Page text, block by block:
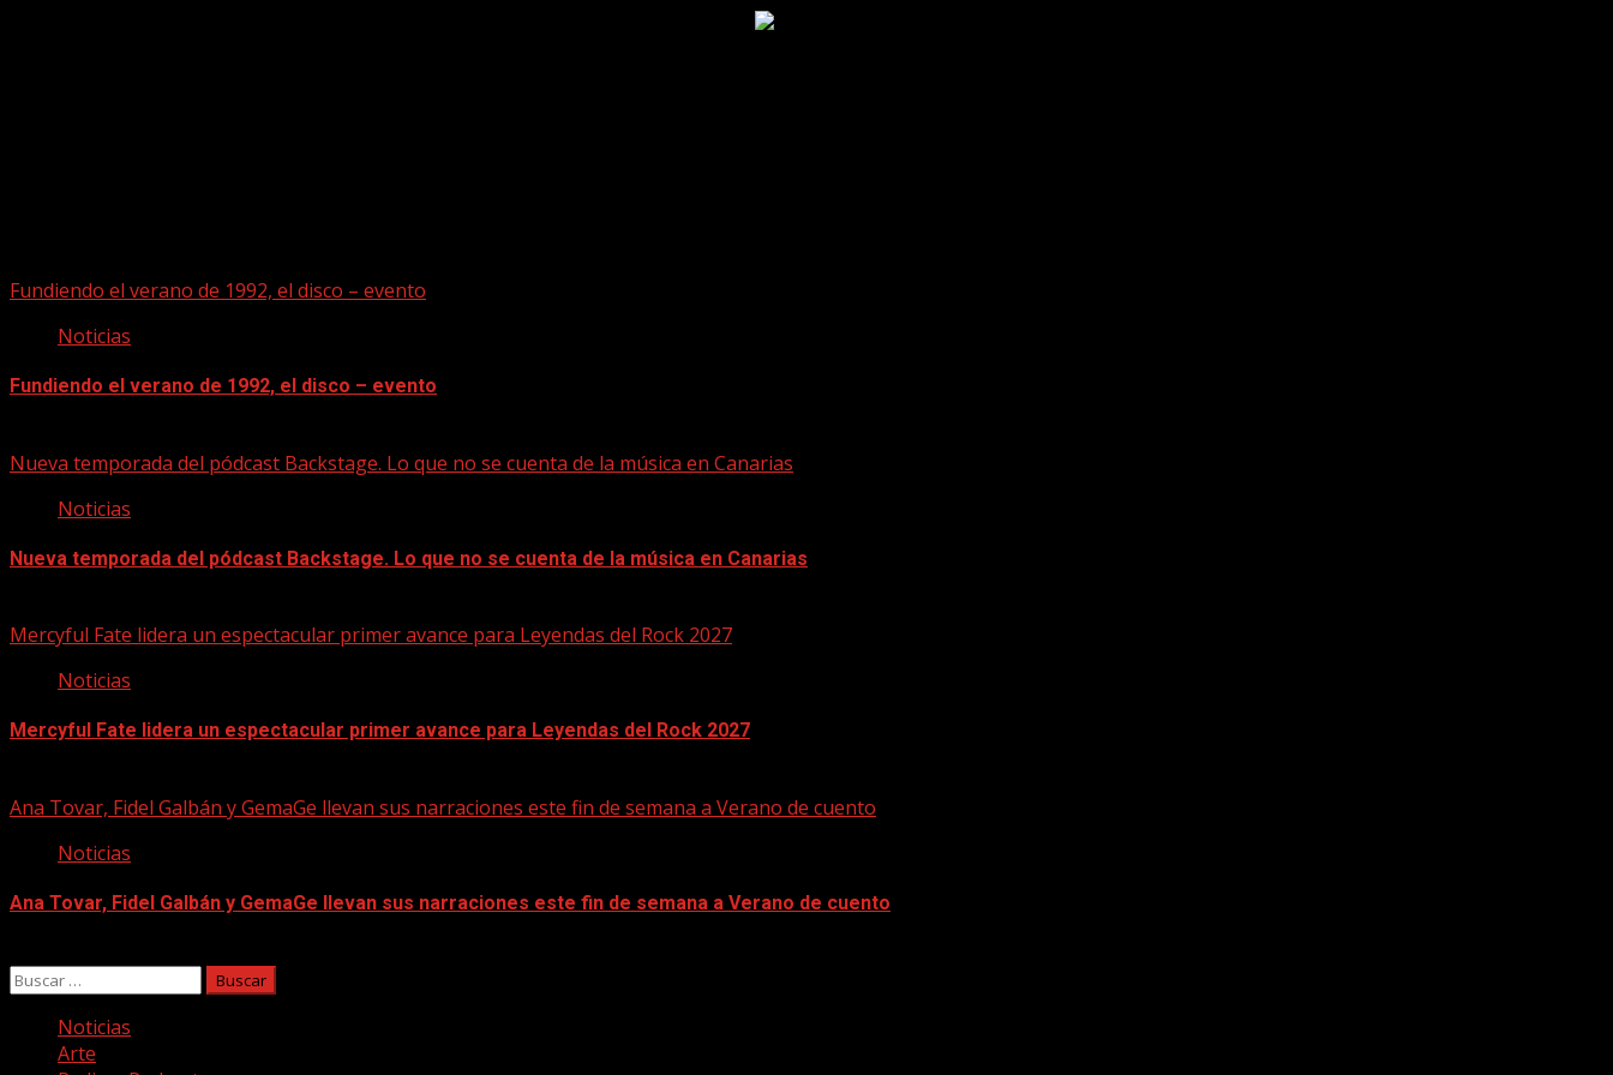
Fundiendo el verano de 1992, el disco – evento
Noticias
Fundiendo el verano de 1992, el disco – evento
Nueva temporada del pódcast Backstage. Lo que no se cuenta de la música en Canarias
Noticias
Nueva temporada del pódcast Backstage. Lo que no se cuenta de la música en Canarias
Mercyful Fate lidera un espectacular primer avance para Leyendas del Rock 2027
Noticias
Mercyful Fate lidera un espectacular primer avance para Leyendas del Rock 2027
Ana Tovar, Fidel Galbán y GemaGe llevan sus narraciones este fin de semana a Verano de cuento
Noticias
Ana Tovar, Fidel Galbán y GemaGe llevan sus narraciones este fin de semana a Verano de cuento
Buscar:
Noticias
Arte